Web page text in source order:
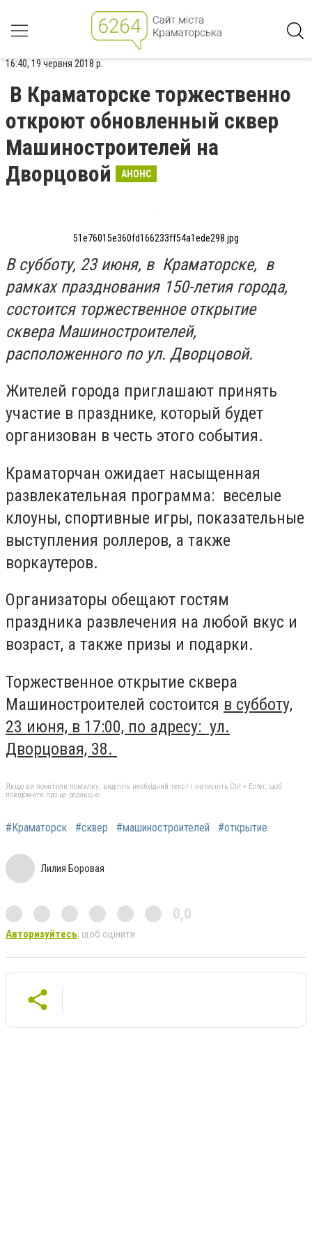
16:40, 19 червня 2018 р.
В Краматорске торжественно
откроют обновленный сквер
Машиностроителей на
Дворцовой
АНОНС
51e76015e360fd166233ff54a1ede298.jpg
В субботу, 23 июня, в Краматорске, в
рамках празднования 150-летия города,
состоится торжественное открытие
сквера Машиностроителей,
расположенного по ул. Дворцовой.
Жителей города приглашают принять
участие в празднике, который будет
организован в честь этого события.
Краматорчан ожидает насыщенная
развлекательная программа: веселые
клоуны, спортивные игры, показательные
выступления роллеров, а также
воркаутеров.
Организаторы обещают гостям
праздника развлечения на любой вкус и
возраст, а также призы и подарки.
Торжественное открытие сквера
Машиностроителей состоится в субботу,
23 июня, в 17:00, по адресу: ул.
Дворцовая, 38.
Якщо ви помітили помилку, виділіть необхідний текст і натисніть Ctrl + Enter, щоб
повідомити про це редакцію
#Краматорск #сквер #машиностроителей #открытие
Лилия Боровая
0,0
Авторизуйтесь, щоб оцінити